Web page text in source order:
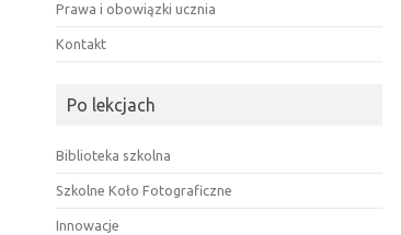
Prawa i obowiązki ucznia
Kontakt
Po lekcjach
Biblioteka szkolna
Szkolne Koło Fotograficzne
Innowacje